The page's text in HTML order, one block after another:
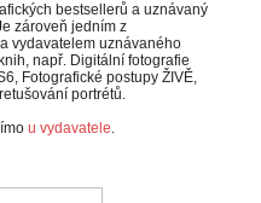
bestsellerů a uznávaný
zároveň jedním z
vydavatelem uznávaného
např. Digitální fotografie
Fotografické postupy ŽIVĚ,
portrétů.
u vydavatele.